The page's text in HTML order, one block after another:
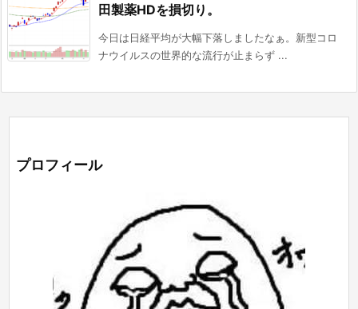
田製薬HDを損切り。
今日は日経平均が大幅下落しましたなぁ。新型コロ
ナウイルスの世界的な流行が止まらず ...
プロフィール